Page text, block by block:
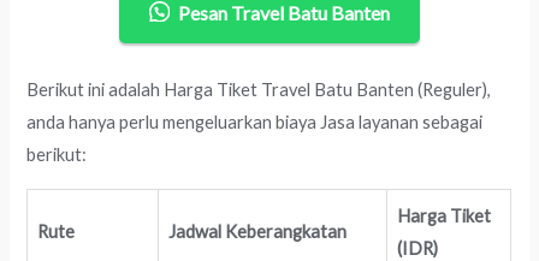
Pesan Travel Batu Banten
Berikut ini adalah Harga Tiket Travel Batu Banten (Reguler),
anda hanya perlu mengeluarkan biaya Jasa layanan sebagai
berikut:
Rute Jadwal Keberangkatan
Harga Tiket
(IDR)